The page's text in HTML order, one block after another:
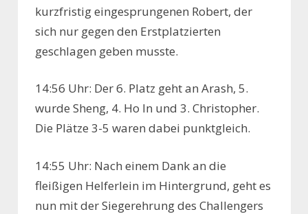
kurzfristig eingesprungenen Robert, der
sich nur gegen den Erstplatzierten
geschlagen geben musste.
14:56 Uhr: Der 6. Platz geht an Arash, 5.
wurde Sheng, 4. Ho In und 3. Christopher.
Die Plätze 3-5 waren dabei punktgleich.
14:55 Uhr: Nach einem Dank an die
fleißigen Helferlein im Hintergrund, geht es
nun mit der Siegerehrung des Challengers